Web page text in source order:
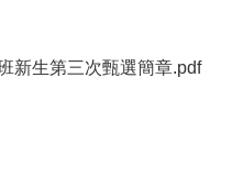
新生第三次甄選簡章.pdf